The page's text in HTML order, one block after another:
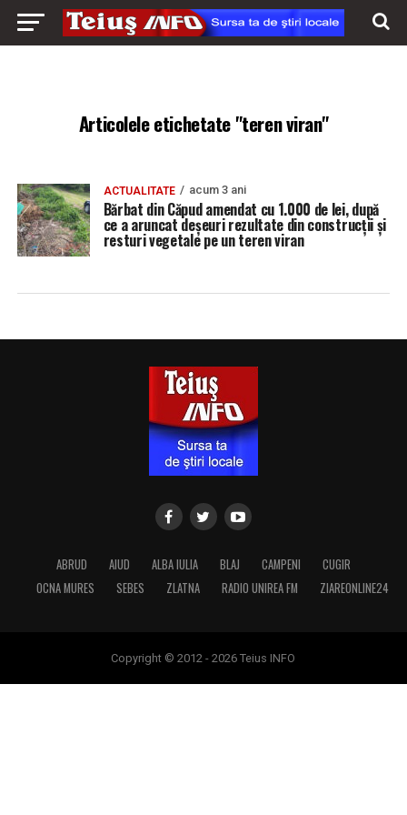
Articolele etichetate "teren viran"
ACTUALITATE acum 3 ani
Bărbat din Căpud amendat cu 1.000 de lei, după
ce a aruncat deșeuri rezultate din construcții și
resturi vegetale pe un teren viran
ABRUD AIUD ALBA IULIA BLAJ CAMPENI
CUGIR
OCNA MURES
SEBES ZLATNA RADIO UNIREA FM ZIAREONLINE24
Copyright © 2012 - 2026 Teius INFO